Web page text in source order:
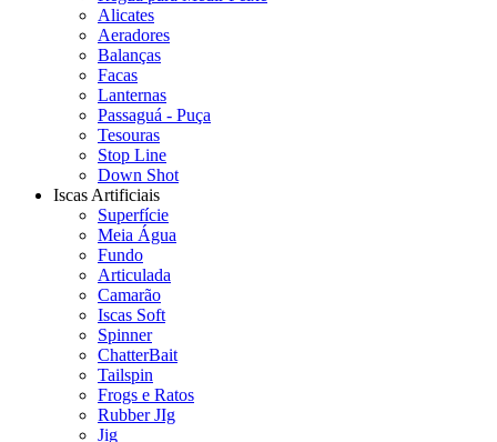
Alicates
Aeradores
Balanças
Facas
Lanternas
Passaguá - Puça
Tesouras
Stop Line
Down Shot
Iscas Artificiais
Superfície
Meia Água
Fundo
Articulada
Camarão
Iscas Soft
Spinner
ChatterBait
Tailspin
Frogs e Ratos
Rubber JIg
Jig